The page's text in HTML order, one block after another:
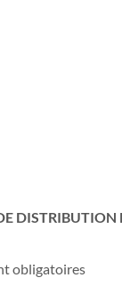
DISTRIBUTION
obligatoires